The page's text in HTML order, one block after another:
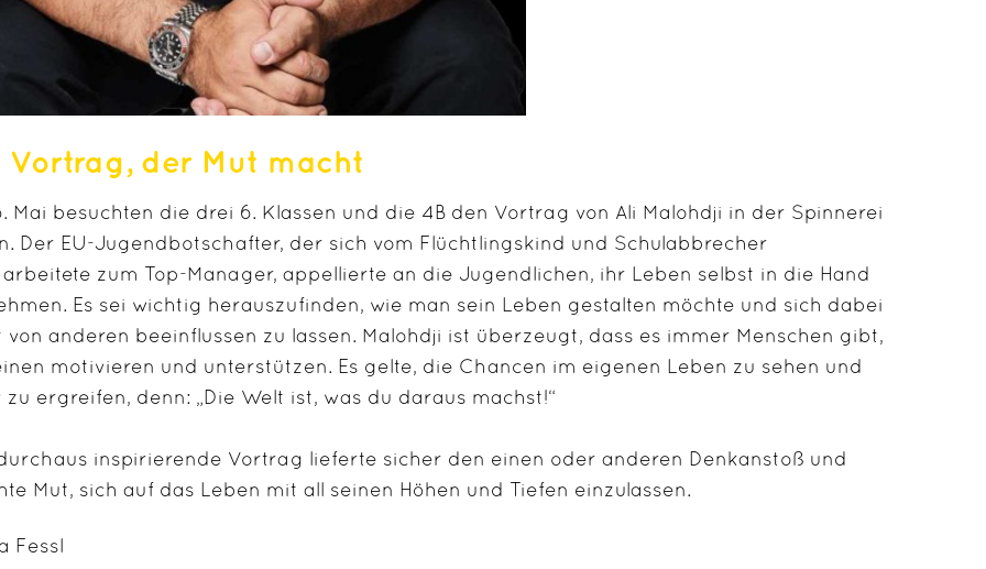
Vortrag, der Mut macht
Mai besuchten die drei 6. Klassen und die 4B den Vortrag von Ali Malohdji in der Spinnerei
Der EU-Jugendbotschafter, der sich vom Flüchtlingskind und Schulabbrecher
zum Top-Manager, appellierte an die Jugendlichen, ihr Leben selbst in die Hand
Es sei wichtig herauszufinden, wie man sein Leben gestalten möchte und sich dabei
von anderen beeinflussen zu lassen. Malohdji ist überzeugt, dass es immer Menschen gibt,
motivieren und unterstützen. Es gelte, die Chancen im eigenen Leben zu sehen und
zu ergreifen, denn: „Die Welt ist, was du daraus machst!“
inspirierende Vortrag lieferte sicher den einen oder anderen Denkanstoß und
Mut, sich auf das Leben mit all seinen Höhen und Tiefen einzulassen.
Fessl